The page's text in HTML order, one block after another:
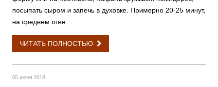
посыпать сыром и запечь в духовке. Примерно 20-25 минут,
на среднем огне.
ЧИТАТЬ ПОЛНОСТЬЮ
05 июня 2018